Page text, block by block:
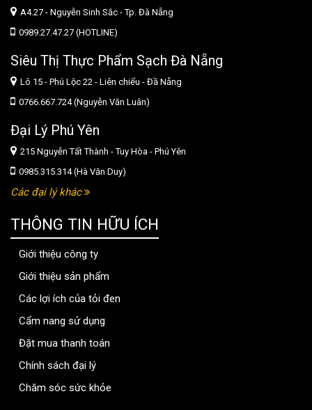
A4.27 - Nguyễn Sinh Sắc - Tp. Đà Nẵng
0989.27.47.27 (HOTLINE)
Siêu Thị Thực Phẩm Sạch Đà Nẵng
Lô 15 - Phú Lộc 22 - Liên chiểu - Đầ Nẵng
0766.667.724 (Nguyễn Văn Luân)
Đại Lý Phú Yên
215 Nguyễn Tất Thành - Tuy Hòa - Phú Yên
0985.315.314 (Hà Văn Duy)
Các đại lý khác
THÔNG TIN HỮU ÍCH
Giới thiệu công ty
Giới thiệu sản phẩm
Các lợi ích của tỏi đen
Cẩm nang sử dụng
Đặt mua thanh toán
Chính sách đại lý
Chăm sóc sức khỏe